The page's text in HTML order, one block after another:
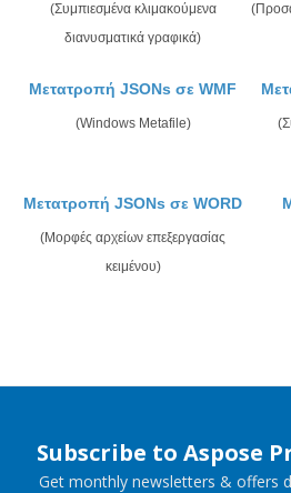
(Συμπιεσμένα κλιμακούμενα
διανυσματικά γραφικά)
Μετατροπή JSONs σε WMF
(Windows Metafile)
Μετατροπή JSONs σε WORD
(Μορφές αρχείων επεξεργασίας
κειμένου)
Subscribe to Aspose
Get monthly newsletters & offers